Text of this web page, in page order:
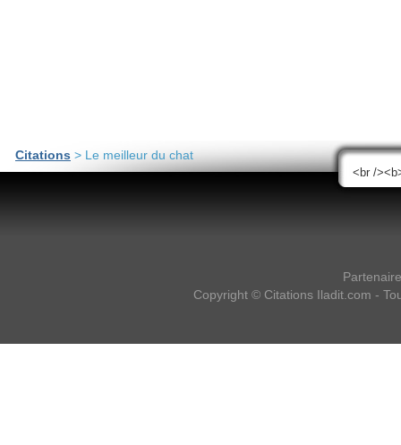
Citations > Le meilleur du chat
Copyright © Citations Iladit.com -